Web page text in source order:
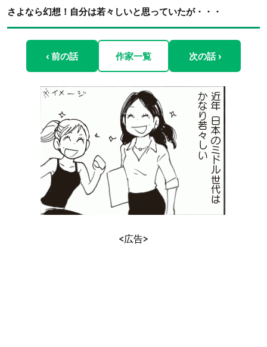
さよなら幻想！自分は若々しいと思っていたが・・・
‹ 前の話 作家一覧 次の話 ›
<広告>